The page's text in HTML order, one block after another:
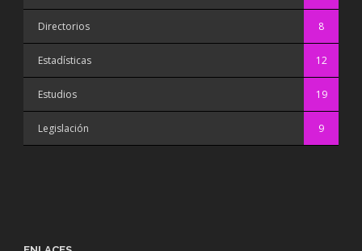
Directorios 8
Estadísticas 12
Estudios 19
Legislación 9